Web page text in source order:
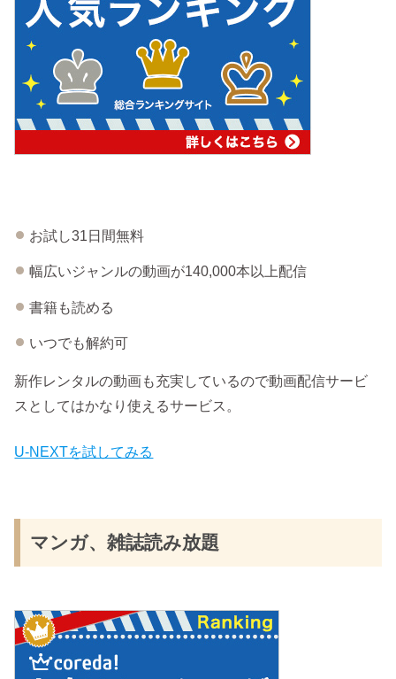
お試し31日間無料
幅広いジャンルの動画が140,000本以上配信
書籍も読める
いつでも解約可
新作レンタルの動画も充実しているので動画配信サービ
スとしてはかなり使えるサービス。
U-NEXTを試してみる
マンガ、雑誌読み放題